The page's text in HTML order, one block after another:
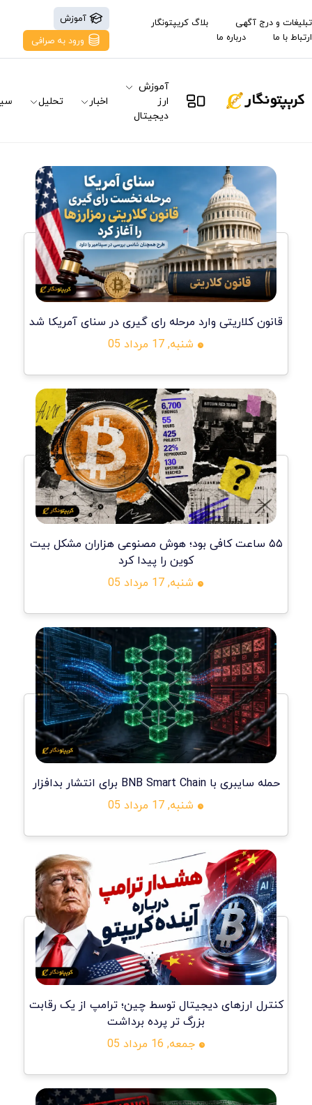
تبلیغات و درج آگهی
بلاگ کریپتونگار
ارتباط با ما
درباره ما
آموزش
ورود به صرافی
آموزش
ارز
دیجیتال
اخبار تحلیل
قانون کلاریتی وارد مرحله رای گیری در سنای آمریکا شد
شنبه, 17 مرداد 05
۵۵ ساعت کافی بود؛ هوش مصنوعی هزاران مشکل بیت
کوین را پیدا کرد
شنبه, 17 مرداد 05
حمله سایبری با BNB Smart Chain برای انتشار بدافزار
شنبه, 17 مرداد 05
کنترل ارزهای دیجیتال توسط چین؛ ترامپ از یک رقابت
بزرگ تر پرده برداشت
جمعه, 16 مرداد 05